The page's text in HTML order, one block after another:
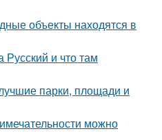
объекты находятся в
Русский и что там
парки, площади и
можно